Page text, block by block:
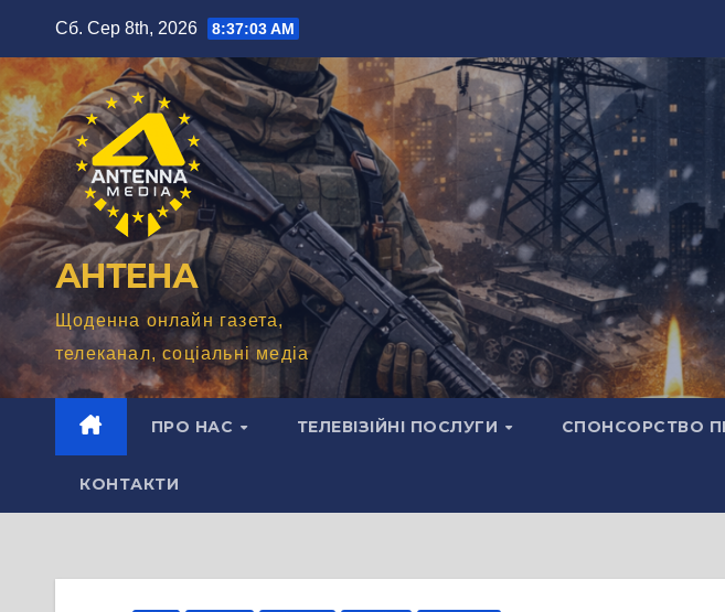
вмісту
Сб. Сер 8th, 2026 8:37:04 AM
АНТЕНА
Щоденна онлайн газета,
телеканал, соціальні медіа
ПРО НАС ТЕЛЕВІЗІЙНІ ПОСЛУГИ СПОНСОРСТВО
КОНТАКТИ